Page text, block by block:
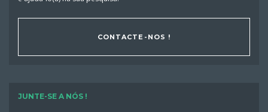
CONTACTE-NOS !
JUNTE-SE A NÓS !